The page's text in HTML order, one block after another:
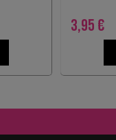
3,95 €